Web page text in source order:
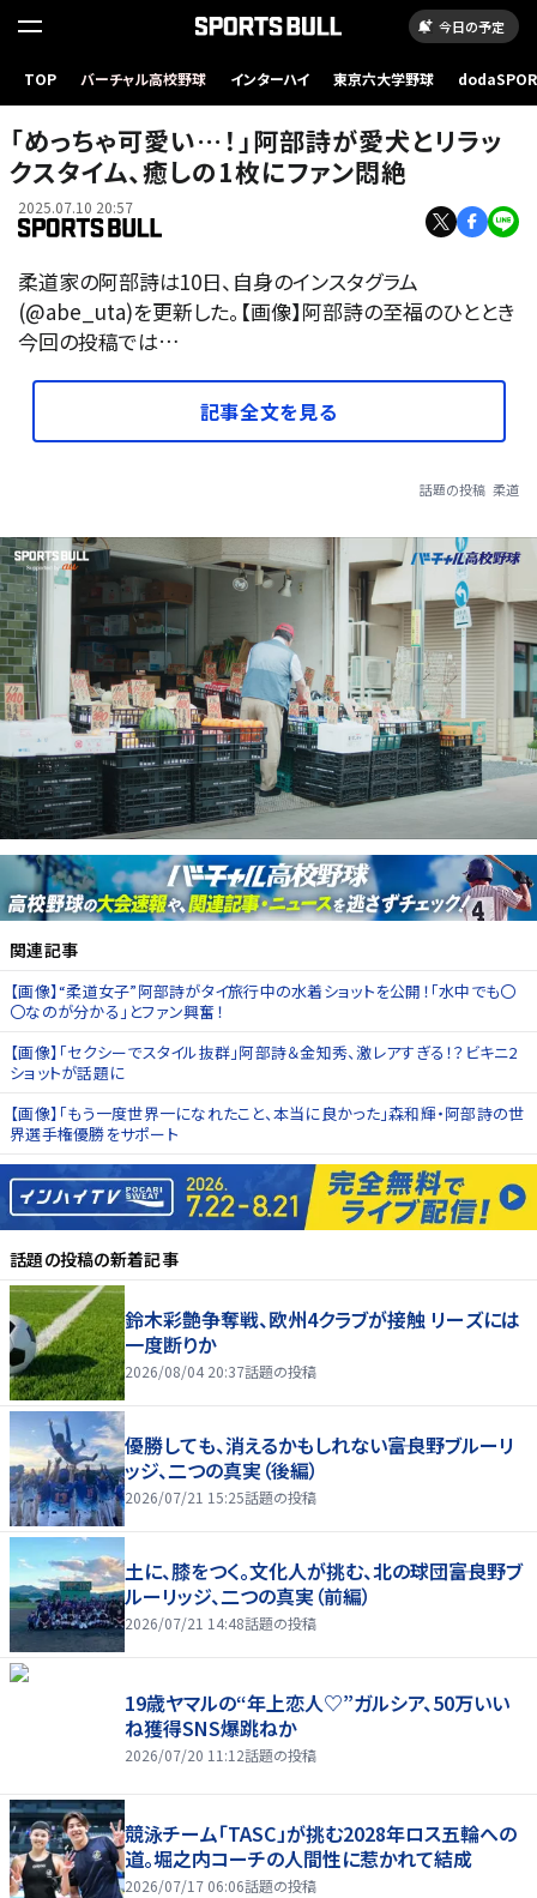
今日の予定
TOP バーチャル高校野球 インターハイ 東京六大学野球
「めっちゃ可愛い…！」阿部詩が愛犬とリラッ
クスタイム、癒しの1枚にファン悶絶
2025.07.10 20:57
柔道家の阿部詩は10日、自身のインスタグラム
(@abe_uta)を更新した。【画像】阿部詩の至福のひととき
今回の投稿では…
記事全文を見る
話題の投稿 柔道
関連記事
【画像】“柔道女子”阿部詩がタイ旅行中の水着ショットを公開！「水中でも〇
〇なのが分かる」とファン興奮！
【画像】「セクシーでスタイル抜群」阿部詩＆金知秀、激レアすぎる！？ビキニ2
ショットが話題に
【画像】「もう一度世界一になれたこと、本当に良かった」森和輝・阿部詩の世
界選手権優勝をサポート
話題の投稿の新着記事
鈴木彩艶争奪戦、欧州4クラブが接触 リーズには
一度断りか
2026/08/04 20:37話題の投稿
優勝しても、消えるかもしれない――富良野ブルーリ
ッジ、二つの真実（後編）
2026/07/21 15:25話題の投稿
土に、膝をつく。文化人が挑む、北の球団――富良野ブ
ルーリッジ、二つの真実（前編）
2026/07/21 14:48話題の投稿
19歳ヤマルの“年上恋人♡”ガルシア、50万いい
ね獲得SNS爆跳ねか
2026/07/20 11:12話題の投稿
競泳チーム「TASC」が挑む2028年ロス五輪への
道。堀之内コーチの人間性に惹かれて結成
2026/07/17 06:06話題の投稿